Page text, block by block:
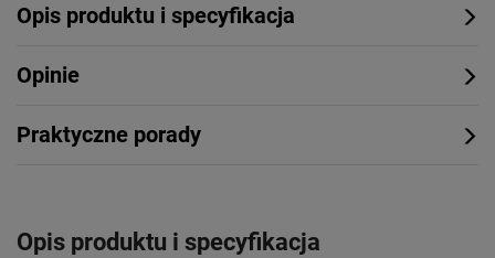
Opis produktu i specyfikacja
Opinie
Praktyczne porady
Opis produktu i specyfikacja